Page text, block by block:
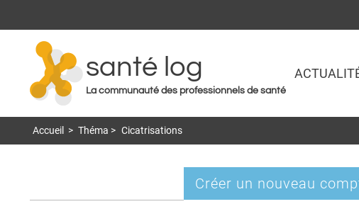
santé log
La communauté des professionnels de santé
Accueil > Théma > Cicatrisations
Onglets
Créer un nouveau